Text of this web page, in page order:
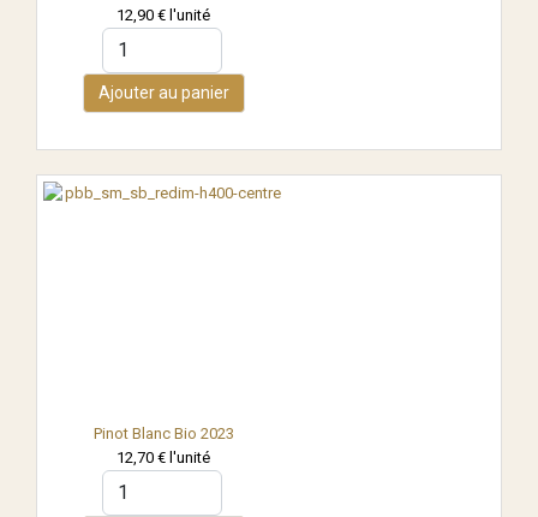
12,90 € l'unité
Ajouter au panier
Pinot Blanc Bio 2023
12,70 € l'unité